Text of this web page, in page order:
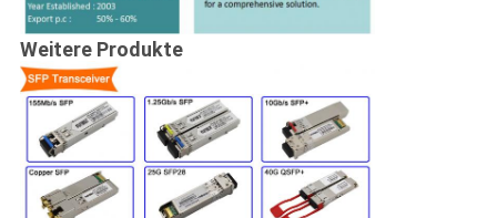
Weitere Produkte